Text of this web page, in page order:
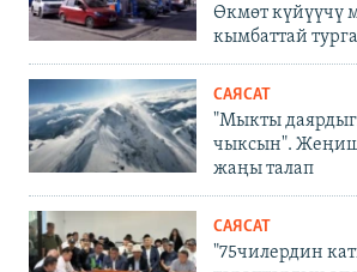
Өкмөт күйүүчү
кымбаттай
САЯСАТ
"Мыкты
чыксын". Жеңиш
жаңы талап
САЯСАТ
"75чилердин